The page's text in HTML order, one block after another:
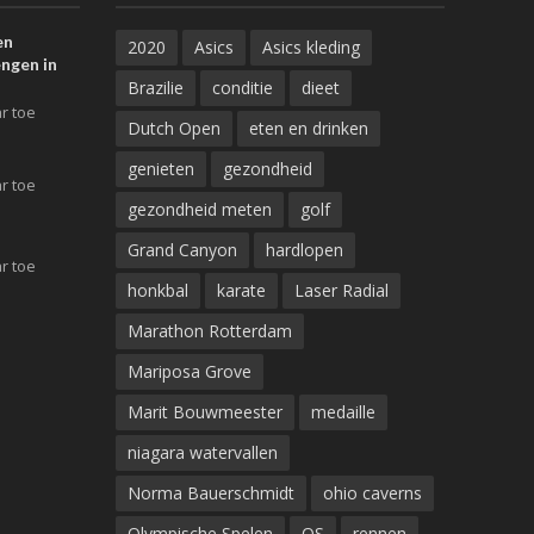
in
toe
toe
toe
2020 Asics
Asics kleding
Brazilie
conditie
dieet
Dutch Open
eten en drinken
genieten
gezondheid
gezondheid meten
golf
Grand Canyon
hardlopen
honkbal
karate
Laser Radial
Marathon Rotterdam
Mariposa Grove
Marit Bouwmeester
medaille
niagara watervallen
Norma Bauerschmidt
ohio caverns